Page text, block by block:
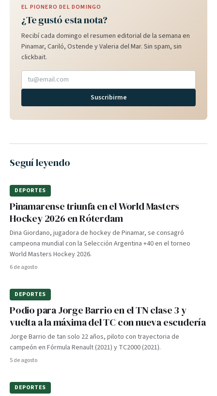
EL PIONERO DEL DOMINGO
¿Te gustó esta nota?
Recibí cada domingo el resumen editorial de la semana en
Pinamar, Cariló, Ostende y Valeria del Mar. Sin spam, sin
clickbait.
Suscribirme
Seguí leyendo
DEPORTES
Pinamarense triunfa en el World Masters
Hockey 2026 en Róterdam
Dina Giordano, jugadora de hockey de Pinamar, se consagró
campeona mundial con la Selección Argentina +40 en el torneo
World Masters Hockey 2026.
6 de agosto
DEPORTES
Podio para Jorge Barrio en el TN clase 3 y
vuelta a la máxima del TC con nueva escudería
Jorge Barrio de tan solo 22 años, piloto con trayectoria de
campeón en Fórmula Renault (2021) y TC2000 (2021).
5 de agosto
DEPORTES